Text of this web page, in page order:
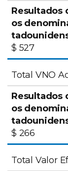
$ 527
Total VNO
$ 266
Total Valor